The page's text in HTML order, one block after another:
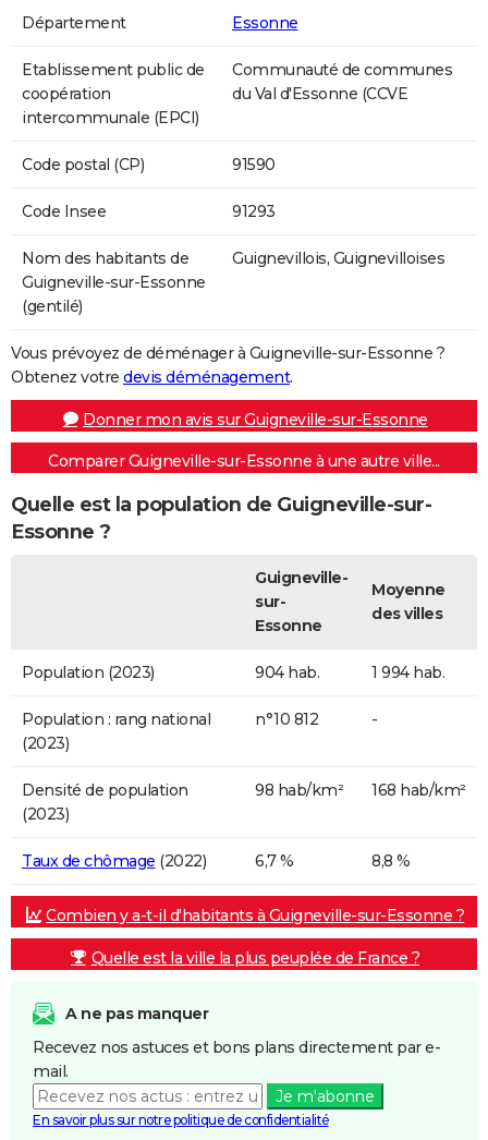
Département Essonne
Etablissement public de
coopération
intercommunale (EPCI)
Communauté de communes
du Val d'Essonne (CCVE
Code postal (CP) 91590
Code Insee 91293
Nom des habitants de
Guigneville-sur-Essonne
(gentilé)
Guignevillois, Guignevilloises
Vous prévoyez de déménager à Guigneville-sur-Essonne ?
Obtenez votre devis déménagement.
Donner mon avis sur Guigneville-sur-Essonne
Comparer Guigneville-sur-Essonne à une autre ville...
Quelle est la population de Guigneville-sur-
Essonne ?
Guigneville-
sur-
Essonne
Moyenne
des villes
Population (2023) 904 hab. 1 994 hab.
Population : rang national
(2023)
n°10 812 -
Densité de population
(2023)
98 hab/km² 168 hab/km²
Taux de chômage (2022) 6,7 % 8,8 %
Combien y a-t-il d'habitants à Guigneville-sur-Essonne ?
Quelle est la ville la plus peuplée de France ?
A ne pas manquer
Recevez nos astuces et bons plans directement par e-
mail.
Je m'abonne
En savoir plus sur notre politique de confidentialité